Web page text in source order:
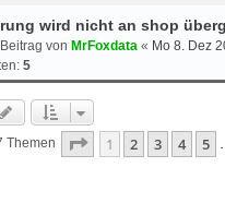
wird nicht an shop
von MrFoxdata « Mo 8. Dez
5
Themen Seite 1Von
1 2 3 4 5